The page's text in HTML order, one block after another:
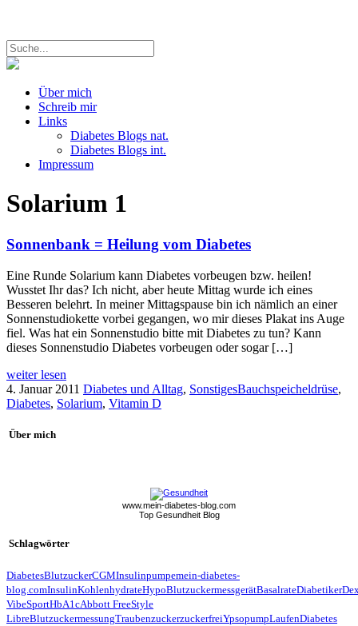
Über mich
Schreib mir
Links
Diabetes Blogs nat.
Diabetes Blogs int.
Impressum
Solarium 1
Sonnenbank = Heilung vom Diabetes
Eine Runde Solarium kann Diabetes vorbeugen bzw. heilen!
Wusstet Ihr das? Ich nicht, aber heute Mittag wurde ich eines
Besseren belehrt. In meiner Mittagspause bin ich nämlich an einer
Sonnenstudiokette vorbei gegangen, wo mir dieses Plakat ins Auge
fiel. Was hat ein Sonnenstudio bitte mit Diabetes zu tun? Kann
dieses Sonnenstudio Diabetes vorbeugen oder sogar […]
weiter lesen
4. Januar 2011 Diabetes und Alltag, SonstigesBauchspeicheldrüse,
Diabetes, Solarium, Vitamin D
Über mich
www.mein-diabetes-blog.com
Top Gesundheit Blog
Schlagwörter
DiabetesBlutzuckerCGMInsulinpumpemein-diabetes-
blog.comInsulinKohlenhydrateHypoBlutzuckermessgerätBasalrateDiabetiker
VibeSportHbA1cAbbott FreeStyle
LibreBlutzuckermessungTraubenzuckerzuckerfreiYpsopumpLaufenDiabetes